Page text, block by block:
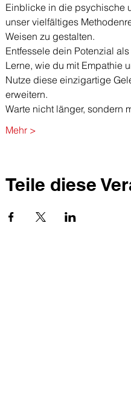
Einblicke in die psychische
unser vielfältiges
Weisen zu gestalten.
Entfessele dein Potenzial
Lerne, wie du mit Empathie
Nutze diese einzigartige
erweitern.
Warte nicht länger, sondern
Mehr >
Teile diese